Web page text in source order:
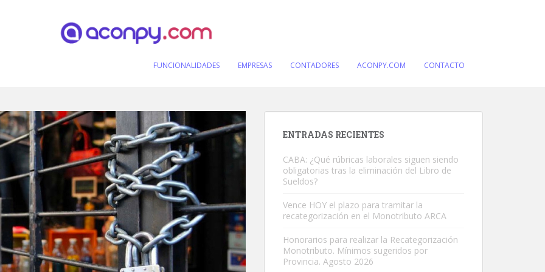
FUNCIONALIDADES EMPRESAS CONTADORES ACONPY.COM CONTACTO
ENTRADAS RECIENTES
CABA: ¿Qué rúbricas laborales siguen siendo
obligatorias tras la eliminación del Libro de
Sueldos?
Vence HOY el plazo para tramitar la
recategorización en el Monotributo ARCA
Honorarios para realizar la Recategorización
Monotributo. Mínimos sugeridos por
Provincia. Agosto 2026